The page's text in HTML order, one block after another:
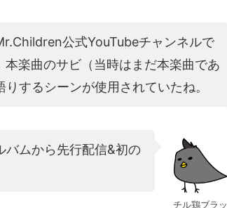
公式YouTubeチャンネルで
楽曲のサビ（当時はまだ本楽曲であ
するシーンが使用されていたね。
チル鶏ブラッ
バムから先行配信&初の